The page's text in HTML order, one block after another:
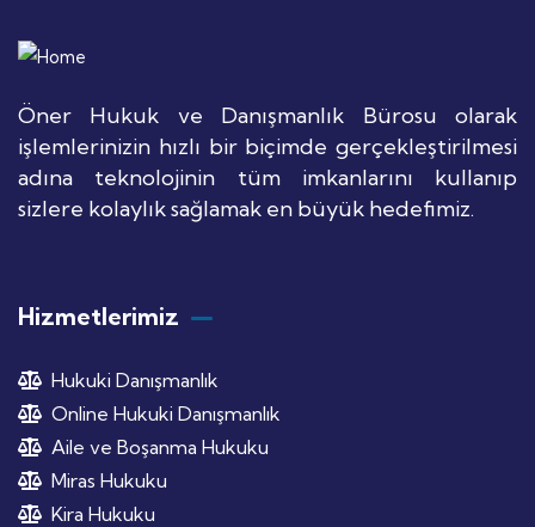
Öner Hukuk ve Danışmanlık Bürosu olarak
işlemlerinizin hızlı bir biçimde gerçekleştirilmesi
adına teknolojinin tüm imkanlarını kullanıp
sizlere kolaylık sağlamak en büyük hedefimiz.
Hizmetlerimiz
Hukuki Danışmanlık
Online Hukuki Danışmanlık
Aile ve Boşanma Hukuku
Miras Hukuku
Kira Hukuku